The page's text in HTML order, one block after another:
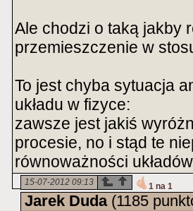
Ale chodzi o taką jakby
przemieszczenie w
To jest chyba sytuacja
układu w fizyce:
zawsze jest jakiś
procesie, no i stąd te
równoważności
15-07-2012 09:13 1 na 1
Jarek Duda(1185